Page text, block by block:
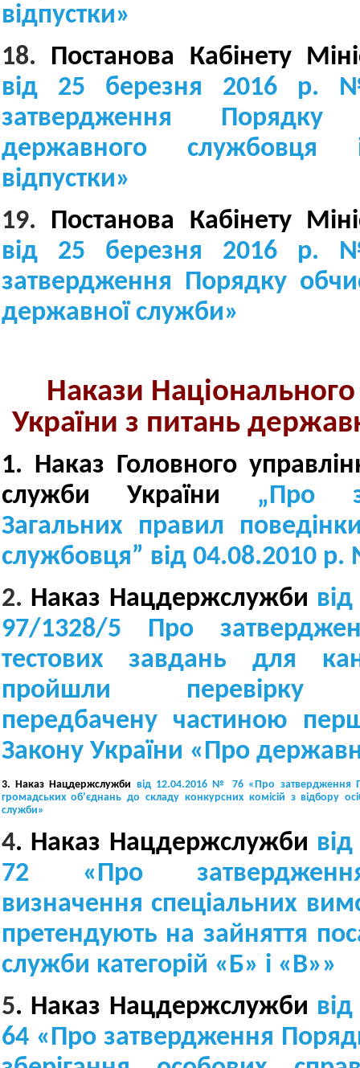
відпустки»
18. Постанова Кабінету
від 25 березня 2016
затвердження Порядку
державного службовця
відпустки»
19. Постанова Кабінету
від 25 березня 2016 р.
затвердження Порядку
державної служби»
Накази Національного
України з питань
1. Наказ Головного
служби України „Про
Загальних правил
службовця” від 04.08.2010
2. Наказ Нацдержслужби
97/1328/5 Про
тестових завдань для
пройшли перевірку
передбачену частиною
Закону України «Про
3. Наказ Нацдержслужби від 12.04.2016 № 76 «Про затвердження
громадських об’єднань до складу конкурсних комісій з відбору
служби»
4. Наказ Нацдержслужби
72 «Про
визначення спеціальних
претендують на зайняття
служби категорій «Б» і «В»»
5. Наказ Нацдержслужби
64 «Про затвердження